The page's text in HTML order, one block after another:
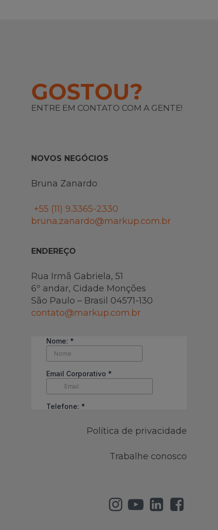
GOSTOU?
ENTRE EM CONTATO COM A GENTE!
NOVOS NEGÓCIOS
Bruna Zanardo
+55 (11) 9.3365-2330
bruna.zanardo@markup.com.br
ENDEREÇO
Rua Irmã Gabriela, 51
6º andar, Cidade Monções
São Paulo – Brasil 04571-130
contato@markup.com.br
Política de privacidade
Trabalhe conosco